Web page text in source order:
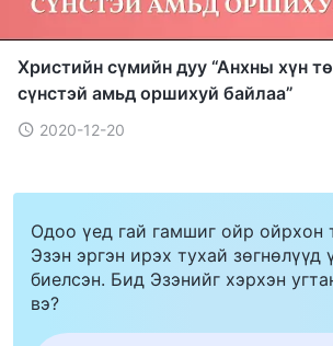
Христийн сүмийн дуу “Анхны хүн
сүнстэй амьд оршихуй байлаа”
2020-12-20
Одоо үед гай гамшиг ойр ойрхон
Эзэн эргэн ирэх тухай зөгнөлүүд
биелсэн. Бид Эзэнийг хэрхэн
вэ?